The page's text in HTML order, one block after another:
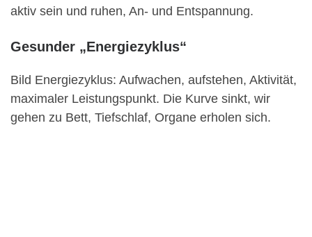
aktiv sein und ruhen, An- und Entspannung.
Gesunder „Energiezyklus“
Bild Energiezyklus: Aufwachen, aufstehen, Aktivität,
maximaler Leistungspunkt. Die Kurve sinkt, wir
gehen zu Bett, Tiefschlaf, Organe erholen sich.